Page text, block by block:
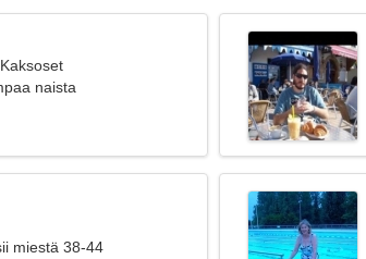
naista
miestä 38-44